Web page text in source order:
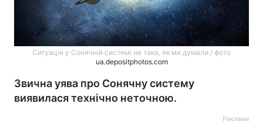
Ситуація у Сонячній системі не така, як ми думали / фото
ua.depositphotos.com
Звична уява про Сонячну систему
виявилася технічно неточною.
Реклама